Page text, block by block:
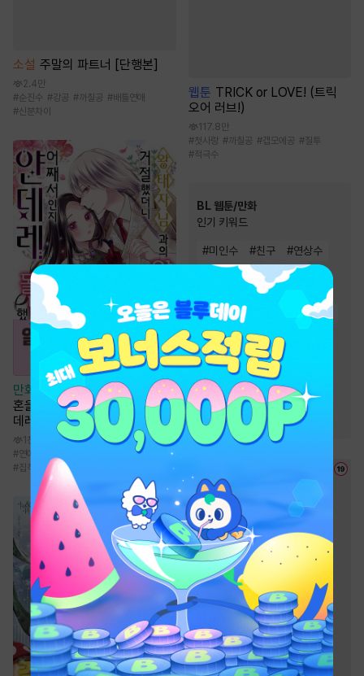
소설 주말의 파트너 [단행본]
2.4만
#순진수 #강공 #까칠공 #배틀연애
#신분차이
만화 [일권만] 왕태자님과의 약
혼을 거절했더니 어째서인지 얀
데레로 돌변했습니다 [단행본]
1천
#연애/결혼
직진남
#집착남
웹툰 TRICK or LOVE! (트릭
오어 러브!)
117.8만
#첫사랑 #까칠공 #갭모에공 #질투
#적극수
BL 웹툰/만화
인기 키워드
#미인수 #친구 #연상수
친구>연인
미남공
동거
#집착공 #다정수
#대형견공 #현대물
#고수위 #츤데레수
#상처수 #절륜공
#하드코어 #능글공
# 짝사랑